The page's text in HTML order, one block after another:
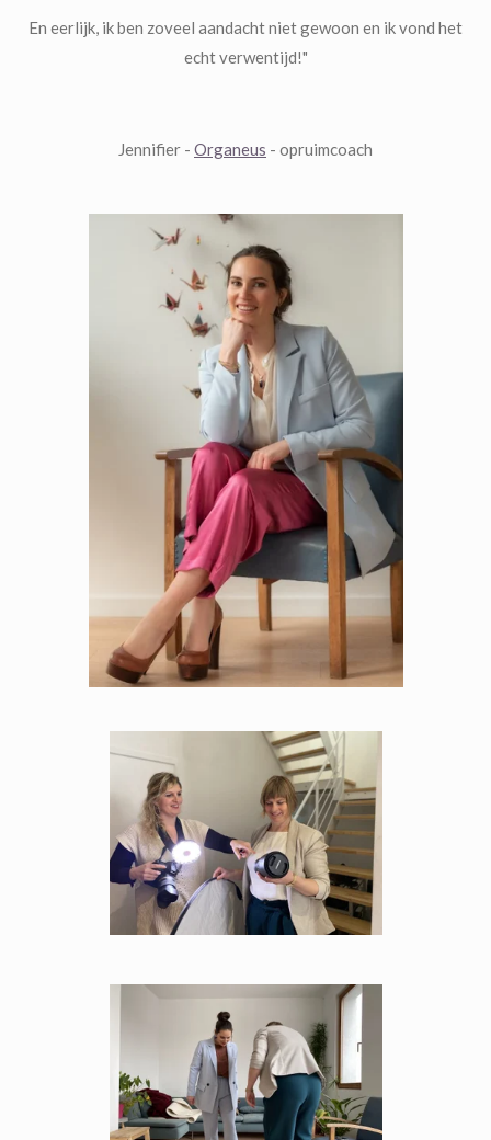
En eerlijk, ik ben zoveel aandacht niet gewoon en ik vond het
echt verwentijd!"
Jennifier - Organeus - opruimcoach